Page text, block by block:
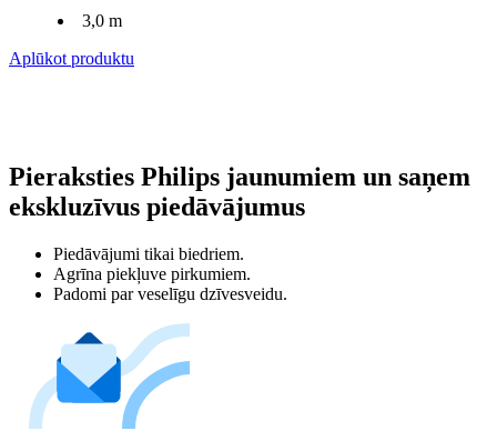
3,0 m
Aplūkot produktu
Pieraksties Philips jaunumiem un saņem
ekskluzīvus piedāvājumus
Piedāvājumi tikai biedriem.
Agrīna piekļuve pirkumiem.
Padomi par veselīgu dzīvesveidu.